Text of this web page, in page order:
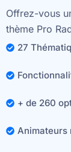
Offrez-vous
thème Pro
27
+ de 260
Animateurs